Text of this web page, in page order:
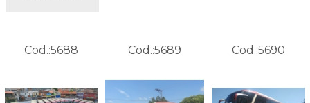
Cod.:5688 Cod.:5689 Cod.:5690